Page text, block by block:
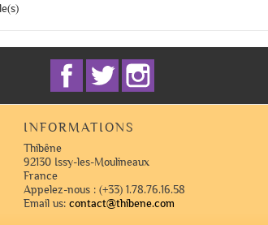
FacebookTwitter
INFORMATIONS
Thibêne
92130 Issy-les-Moulineaux
France
Appelez-nous : (+33) 1.78.76.16.58
Email us: contact@thibene.com